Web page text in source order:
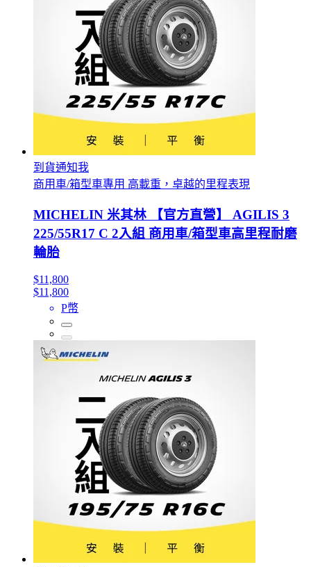
到貨通知我
商用車/箱型車專用 高載重，卓越的里程表現
MICHELIN 米其林 【官方直營】 AGILIS 3
225/55R17 C 2入組 商用車/箱型車高里程耐磨
輪胎
$11,800
$11,800
P幣